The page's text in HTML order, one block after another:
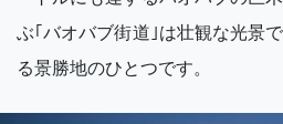
ぶ｢バオバブ街道｣は壮観な光景
る景勝地のひとつです。